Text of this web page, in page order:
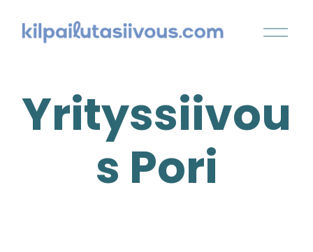
Yrityssiivou
s Pori